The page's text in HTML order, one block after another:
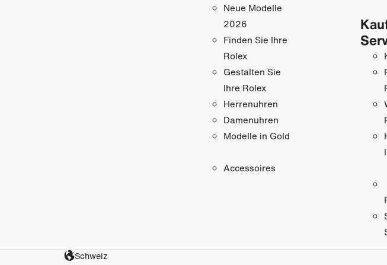
Neue Modelle
2026
Finden Sie Ihre
Rolex
Gestalten Sie
Ihre Rolex
Herrenuhren
Damenuhren
Modelle in Gold
Accessoires
Schweiz